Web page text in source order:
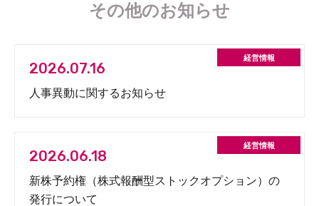
その他のお知らせ
2026.07.16
人事異動に関するお知らせ
2026.06.18
新株予約権（株式報酬型ストックオプション）の
発行について